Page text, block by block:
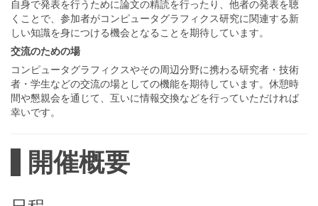
自身で発表を行うために論文の精読を行ったり、他者の発表を聴
くことで、参加者がコンピュータグラフィクス研究に関連する新
しい知識を身につける機会となることを期待しています。
交流のための場
コンピュータグラフィクスやその周辺分野に携わる研究者・技術
者・学生などの交流の場としての機能を期待しています。休憩時
間や懇親会を通じて、互いに情報交換などを行っていただければ
幸いです。
開催概要